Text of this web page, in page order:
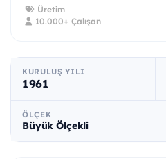
Üretim
10.000+ Çalışan
KURULUŞ YILI
1961
ÖLÇEK
Büyük Ölçekli